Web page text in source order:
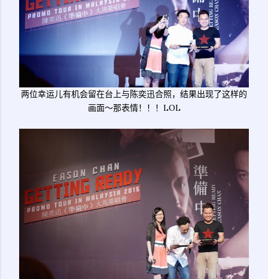
两位幸运儿有机会留在台上与陈奕迅合照，结果出现了这样的
画面～那表情！！！LOL